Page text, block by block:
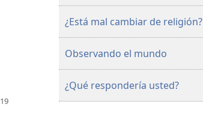
¿Está mal cambiar de religión?
Observando el mundo
¿Qué respondería usted?